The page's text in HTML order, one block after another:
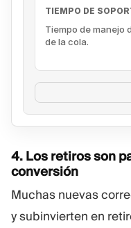
TIEMPO DE
Tiempo de manejo
de la cola.
4. Los retiros son
conversión
Muchas nuevas
y subinvierten en